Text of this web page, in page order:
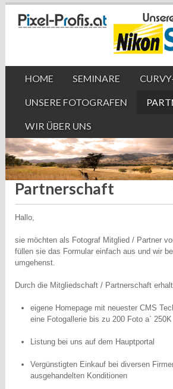
HOME SEMINARE
UNSERE FOTOGRAFEN
WIR ÜBER UNS
Partnerschaft
Hallo,
sie möchten als Fotograf Mitglied / Partner
füllen sie das Formular einfach aus und wir
umgehenst.
Durch die Mitgliedschaft / Partnerschaft
eigene Homepage mit neuester CMS
eine Fotogallerie bis zu 200 Foto a` 250K
Listung bei uns auf dem Hauptportal
Vergünstigten Einkauf bei diversen
ausgehandelten Konditionen